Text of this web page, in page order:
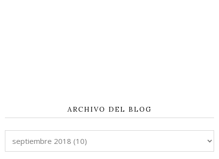
ARCHIVO DEL BLOG